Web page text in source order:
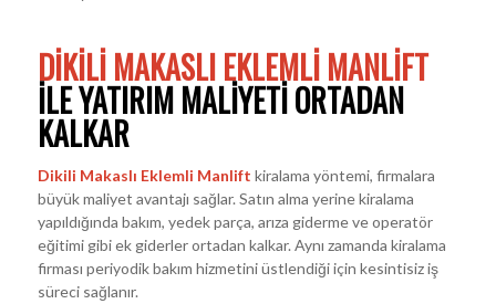
DIKILI MAKASLI EKLEMLI MANLIFT
ILE YATIRIM MALIYETI ORTADAN
KALKAR
Dikili Makaslı Eklemli Manlift kiralama yöntemi, firmalara
büyük maliyet avantajı sağlar. Satın alma yerine kiralama
yapıldığında bakım, yedek parça, arıza giderme ve operatör
eğitimi gibi ek giderler ortadan kalkar. Aynı zamanda kiralama
firması periyodik bakım hizmetini üstlendiği için kesintisiz iş
süreci sağlanır.